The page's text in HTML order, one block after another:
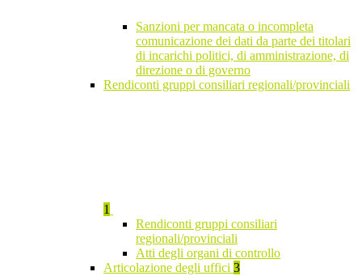
Sanzioni per mancata o incompleta
comunicazione dei dati da parte dei titolari
di incarichi politici, di amministrazione, di
direzione o di governo
Rendiconti gruppi consiliari regionali/provinciali
1
Rendiconti gruppi consiliari
regionali/provinciali
Atti degli organi di controllo
Articolazione degli uffici 3